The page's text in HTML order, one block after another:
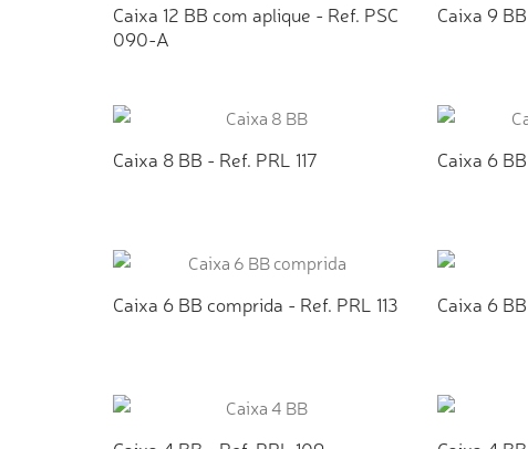
Caixa 12 BB com aplique - Ref. PSC
090-A
Caixa 9
Caixa 8 BB - Ref. PRL 117 Caixa 6
Caixa 6 BB comprida - Ref. PRL 113 Caixa 6